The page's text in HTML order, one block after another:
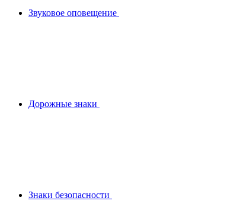
Звуковое оповещение
Дорожные знаки
Знаки безопасности